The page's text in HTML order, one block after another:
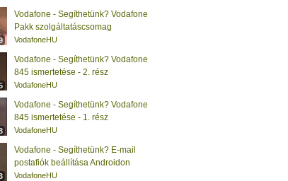
Vodafone - Segíthetünk? Vodafone
Pakk szolgáltatáscsomag
VodafoneHU
Vodafone - Segíthetünk? Vodafone
845 ismertetése - 2. rész
VodafoneHU
Vodafone - Segíthetünk? Vodafone
845 ismertetése - 1. rész
VodafoneHU
Vodafone - Segíthetünk? E-mail
postafiók beállítása Androidon
VodafoneHU